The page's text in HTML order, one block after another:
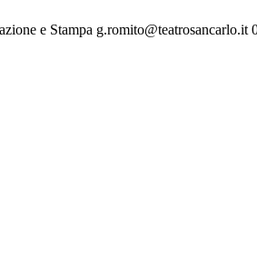
e Stampa g.romito@teatrosancarlo.it